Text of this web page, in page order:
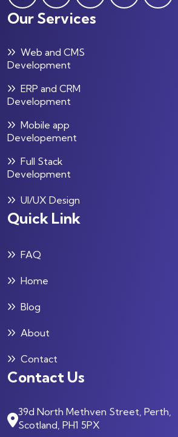
Our Services
Web and CMS
Development
ERP and CRM
Development
Mobile app
Developement
Full Stack
Development
UI/UX Design
Quick Link
FAQ
Home
Blog
About
Contact
Contact Us
39d North Methven Street, Perth,
Scotland, PH1 5PX